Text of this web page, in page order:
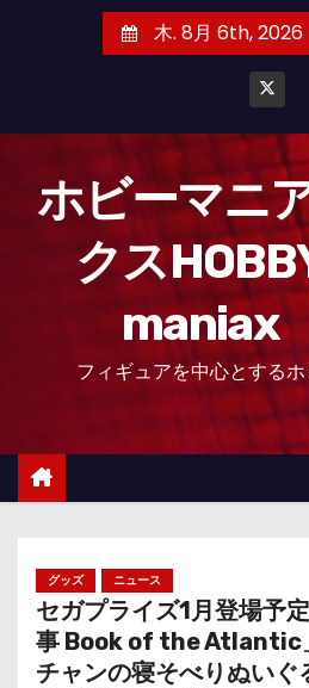
木. 8月 6th, 2026
ホビーマニ
クス
maniax
フィギュアを中心とする
グッズ ニュース
セガプライズ1月登場予
事 Book of the Atlantic
チャンの寝そべりぬいぐ